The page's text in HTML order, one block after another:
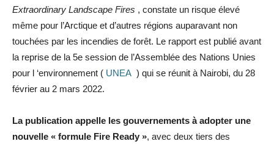
Extraordinary Landscape Fires , constate un risque élevé
même pour l’Arctique et d’autres régions auparavant non
touchées par les incendies de forêt. Le rapport est publié avant
la reprise de la 5e session de l’Assemblée des Nations Unies
pour l ‘environnement ( UNEA ) qui se réunit à Nairobi, du 28
février au 2 mars 2022.
La publication appelle les gouvernements à adopter une
nouvelle « formule Fire Ready », avec deux tiers des